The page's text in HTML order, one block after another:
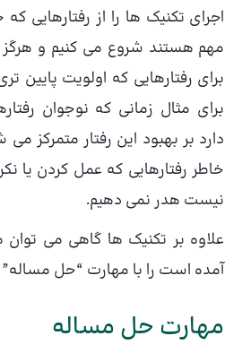
اجرای تکنیک ها را از رفتارهایی
مهم هستند شروع می کنیم و
برای رفتارهایی که اولویت پایین
برای مثال زمانی که نوجوان
دارد بر بهبود این رفتار متمرکز
خاطر رفتارهایی که عمل کردن یا
نیست هدر نمی دهیم.
علاوه بر تکنیک ها گاهی می
آمده است را با مهارت “حل
مهارت حل مساله